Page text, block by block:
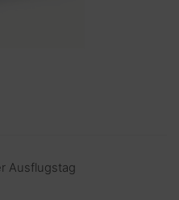
Ausflugstag